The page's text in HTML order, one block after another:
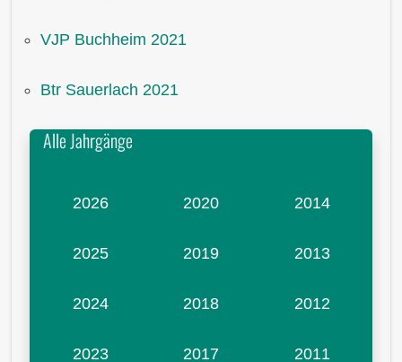
VJP Buchheim 2021
Btr Sauerlach 2021
Alle Jahrgänge
2026
2025
2024
2023
2020
2019
2018
2017
2014
2013
2012
2011